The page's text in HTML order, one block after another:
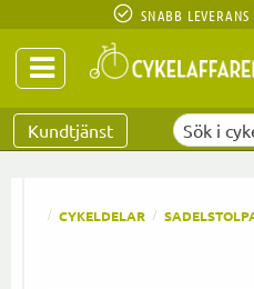
SNABB
Kundtjänst
CYKELDELAR